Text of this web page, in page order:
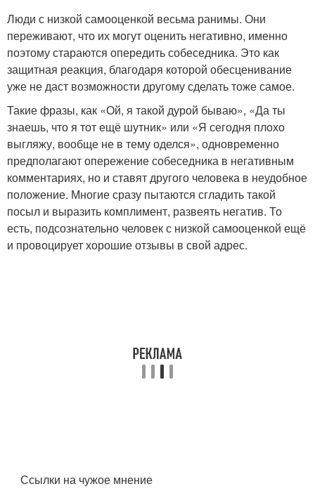
Люди с низкой самооценкой весьма ранимы. Они
переживают, что их могут оценить негативно, именно
поэтому стараются опередить собеседника. Это как
защитная реакция, благодаря которой обесценивание
уже не даст возможности другому сделать тоже самое.
Такие фразы, как «Ой, я такой дурой бываю», «Да ты
знаешь, что я тот ещё шутник» или «Я сегодня плохо
выгляжу, вообще не в тему оделся», одновременно
предполагают опережение собеседника в негативным
комментариях, но и ставят другого человека в неудобное
положение. Многие сразу пытаются сгладить такой
посыл и выразить комплимент, развеять негатив. То
есть, подсознательно человек с низкой самооценкой ещё
и провоцирует хорошие отзывы в свой адрес.
Ссылки на чужое мнение